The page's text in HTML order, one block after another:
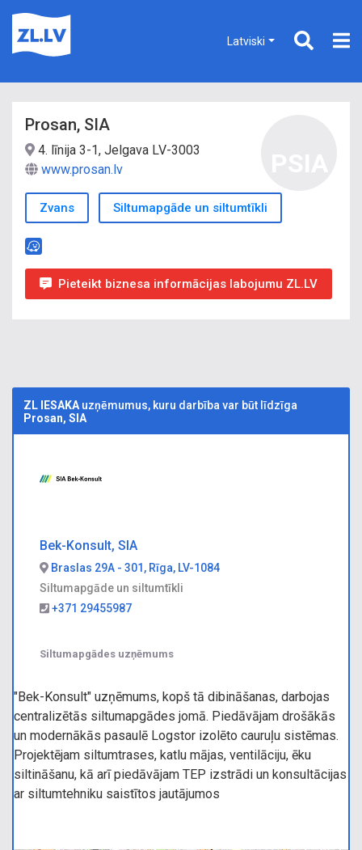
Latviski
Prosan, SIA
4. līnija 3-1, Jelgava LV-3003
www.prosan.lv
Zvans Siltumapgāde un siltumtīkli
Pieteikt biznesa informācijas labojumu ZL.LV
ZL IESAKA uzņēmumus, kuru darbība var būt līdzīga
Prosan, SIA
Bek-Konsult, SIA
Braslas 29A - 301, Rīga, LV-1084
Siltumapgāde un siltumtīkli
+371 29455987
Siltumapgādes uzņēmums
"Bek-Konsult" uzņēmums, kopš tā dibināšanas, darbojas
centralizētās siltumapgādes jomā. Piedāvājam drošākās
un modernākās pasaulē Logstor izolēto cauruļu sistēmas.
Projektējam siltumtrases, katlu mājas, ventilāciju, ēku
siltināšanu, kā arī piedāvājam TEP izstrādi un konsultācijas
ar siltumtehniku saistītos jautājumos